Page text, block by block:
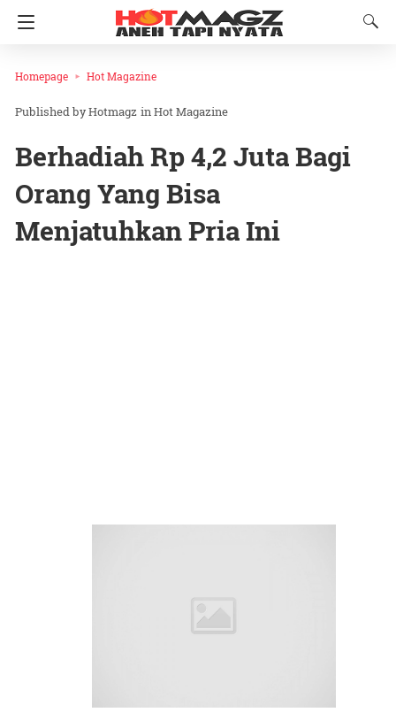
Homepage Hot Magazine
Hotmagz inHot Magazine
Berhadiah Rp 4,2 Juta Bagi
Orang Yang Bisa
Menjatuhkan Pria Ini